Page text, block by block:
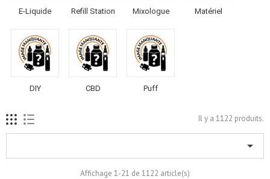
E-Liquide Refill Station Mixologue Matériel
DIY CBD Puff
Il y a 1122 produits.

Affichage 1-21 de 1122 article(s)